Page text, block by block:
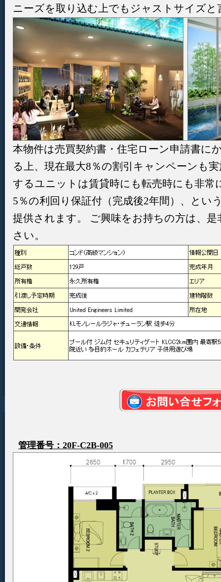
ニーズを取り込む上でもジャストサイズ
本物件は売買契約書・住宅ローン申請書に
る上、現在最大8％の割引キャンペーンも
するユニットは賃貸時にも転売時にも非常
5％の利回り保証付（完成後2年間）、とい
提供されます。 ご興味をお持ちの方は、
さい。
管理番号：20F-C2B-005